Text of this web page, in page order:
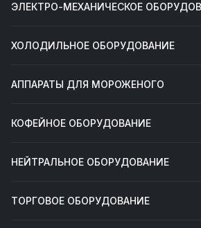
ЭЛЕКТРО-МЕХАНИЧЕСКОЕ
ХОЛОДИЛЬНОЕ ОБОРУДОВАНИЕ
АППАРАТЫ ДЛЯ МОРОЖЕНОГО
КОФЕЙНОЕ ОБОРУДОВАНИЕ
НЕЙТРАЛЬНОЕ ОБОРУДОВАНИЕ
ТОРГОВОЕ ОБОРУДОВАНИЕ